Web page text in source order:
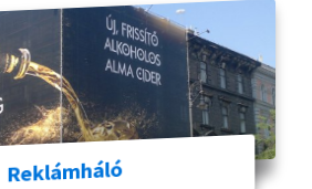
Reklámháló